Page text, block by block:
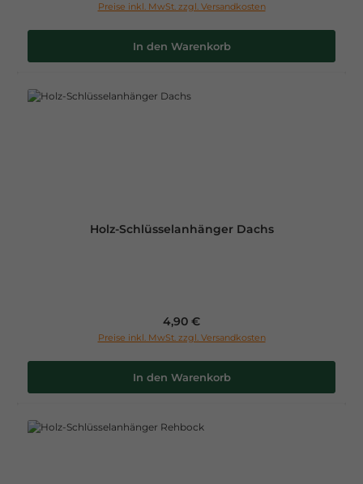
Preise inkl. MwSt. zzgl. Versandkosten
In den Warenkorb
Holz-Schlüsselanhänger Dachs
Regulärer Preis:
4,90 €
Preise inkl. MwSt. zzgl. Versandkosten
In den Warenkorb